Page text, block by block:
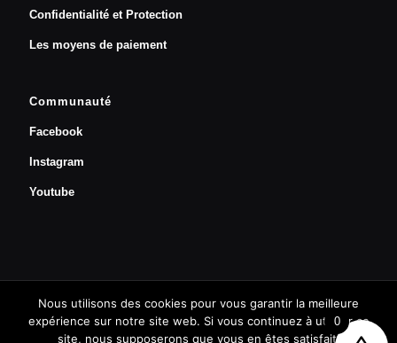
Confidentialité et Protection
Les moyens de paiement
Communauté
Facebook
Instagram
Youtube
Prendre un rendez-vous 0
Nous utilisons des cookies pour vous garantir la meilleure
expérience sur notre site web. Si vous continuez à utiliser ce
site, nous supposerons que vous en êtes satisfait.